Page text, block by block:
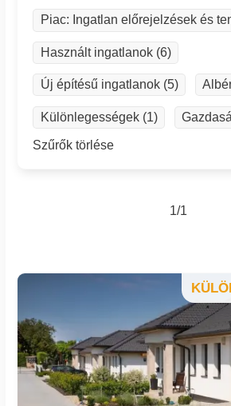
1/1
Piac: Ingatlan előrejelzések és
Használt ingatlanok (6)
Új építésű ingatlanok (5)
Különlegességek (1)
Szűrők törlése